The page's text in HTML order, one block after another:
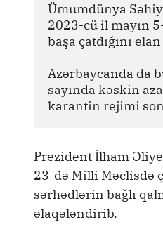
Ümumdünya
2023-cü il mayın
başa çatdığını
Azərbaycanda da
sayında kəskin
karantin rejimi
Prezident İlham
23-də Milli Məclisdə
sərhədlərin bağlı
əlaqələndirib.